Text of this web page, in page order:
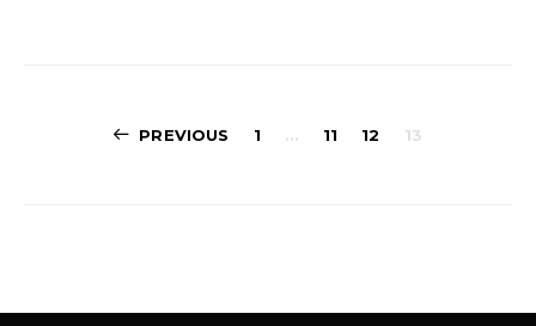
PREVIOUS 1 … 11 12 13